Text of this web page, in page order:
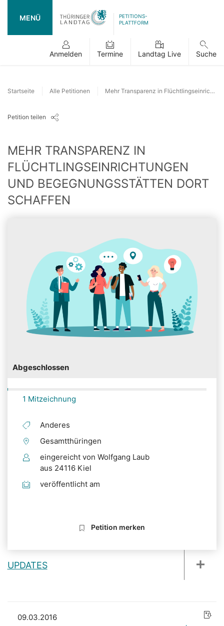
MENÜ
PETITIONS-
PLATTFORM
Anmelden Termine Landtag Live Suche
Startseite Alle Petitionen Mehr Transparenz in Flüchtlingseinrichtungen und Begegnungsstätten dort schaffen
Petition teilen
MEHR TRANSPARENZ IN
FLÜCHTLINGSEINRICHTUNGEN
UND BEGEGNUNGSSTÄTTEN DORT
SCHAFFEN
Abgeschlossen
1 Mitzeichnung
Anderes
Gesamtthüringen
eingereicht von Wolfgang Laub
aus 24116 Kiel
veröffentlicht am
Petition merken
UPDATES
09.03.2016